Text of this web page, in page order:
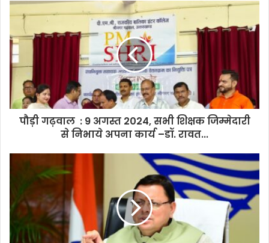
पौड़ी गढ़वाल : 9 अगस्त 2024, सभी शिक्षक जिम्मेदारी
से निभाये अपना कार्य –डॉ. रावत...